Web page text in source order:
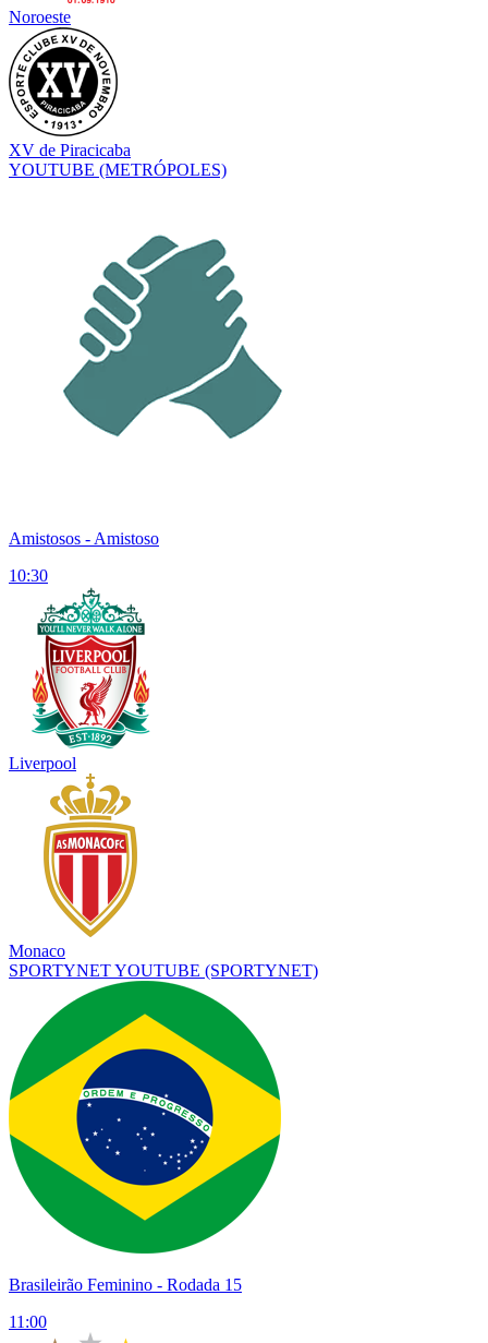
Noroeste
XV de Piracicaba
YOUTUBE (METRÓPOLES)
Amistosos - Amistoso
10:30
Liverpool
Monaco
SPORTYNETYOUTUBE (SPORTYNET)
Brasileirão Feminino - Rodada 15
11:00